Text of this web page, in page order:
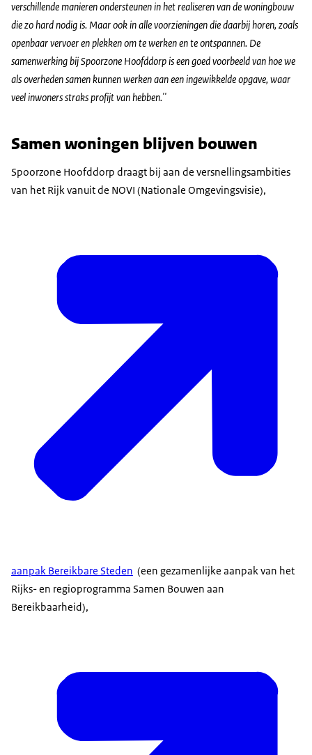
verschillende manieren ondersteunen in het realiseren van de woningbouw
die zo hard nodig is. Maar ook in alle voorzieningen die daarbij horen, zoals
openbaar vervoer en plekken om te werken en te ontspannen. De
samenwerking bij Spoorzone Hoofddorp is een goed voorbeeld van hoe we
als overheden samen kunnen werken aan een ingewikkelde opgave, waar
veel inwoners straks profijt van hebben.''
Samen woningen blijven bouwen
Spoorzone Hoofddorp draagt bij aan de versnellingsambities
van het Rijk vanuit de NOVI (Nationale Omgevingsvisie),
aanpak Bereikbare Steden (een gezamenlijke aanpak van het
Rijks- en regioprogramma Samen Bouwen aan
Bereikbaarheid),